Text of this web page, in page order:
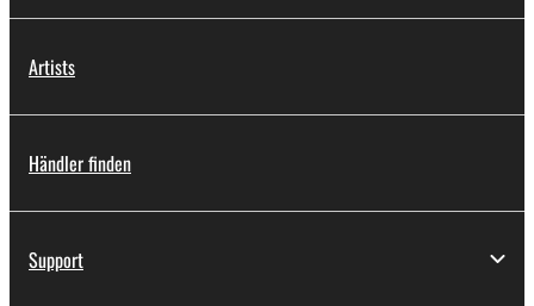
Artists
Händler finden
Support